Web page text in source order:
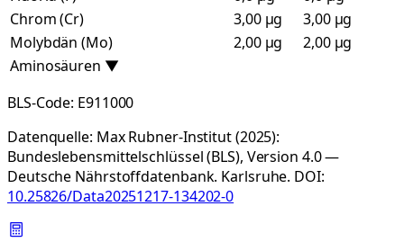
Chrom (Cr)
3,00 µg
3,00 µg
Molybdän (Mo)
2,00 µg
2,00 µg
Aminosäuren ▼
BLS-Code: E911000
Datenquelle: Max Rubner-Institut (2025):
Bundeslebensmittelschlüssel (BLS), Version 4.0 —
Deutsche Nährstoffdatenbank. Karlsruhe. DOI:
10.25826/Data20251217-134202-0